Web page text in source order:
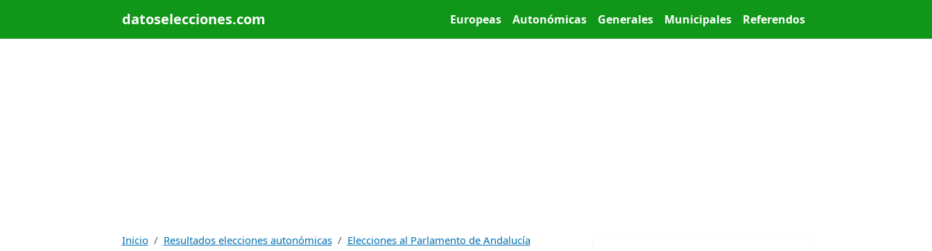
datoselecciones.com Main menu
Europeas Autonómicas Generales Municipales Referendos
Inicio Resultados elecciones autonómicas Elecciones al Parlamento de Andalucía